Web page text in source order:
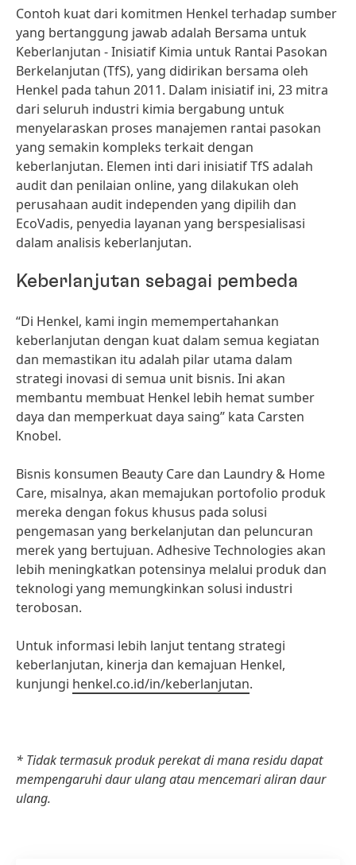
Contoh kuat dari komitmen Henkel terhadap sumber
yang bertanggung jawab adalah Bersama untuk
Keberlanjutan - Inisiatif Kimia untuk Rantai Pasokan
Berkelanjutan (TfS), yang didirikan bersama oleh
Henkel pada tahun 2011. Dalam inisiatif ini, 23 mitra
dari seluruh industri kimia bergabung untuk
menyelaraskan proses manajemen rantai pasokan
yang semakin kompleks terkait dengan
keberlanjutan. Elemen inti dari inisiatif TfS adalah
audit dan penilaian online, yang dilakukan oleh
perusahaan audit independen yang dipilih dan
EcoVadis, penyedia layanan yang berspesialisasi
dalam analisis keberlanjutan.
Keberlanjutan sebagai pembeda
“Di Henkel, kami ingin memempertahankan
keberlanjutan dengan kuat dalam semua kegiatan
dan memastikan itu adalah pilar utama dalam
strategi inovasi di semua unit bisnis. Ini akan
membantu membuat Henkel lebih hemat sumber
daya dan memperkuat daya saing” kata Carsten
Knobel.
Bisnis konsumen Beauty Care dan Laundry & Home
Care, misalnya, akan memajukan portofolio produk
mereka dengan fokus khusus pada solusi
pengemasan yang berkelanjutan dan peluncuran
merek yang bertujuan. Adhesive Technologies akan
lebih meningkatkan potensinya melalui produk dan
teknologi yang memungkinkan solusi industri
terobosan.
Untuk informasi lebih lanjut tentang strategi
keberlanjutan, kinerja dan kemajuan Henkel,
kunjungi henkel.co.id/in/keberlanjutan.
* Tidak termasuk produk perekat di mana residu dapat
mempengaruhi daur ulang atau mencemari aliran daur
ulang.